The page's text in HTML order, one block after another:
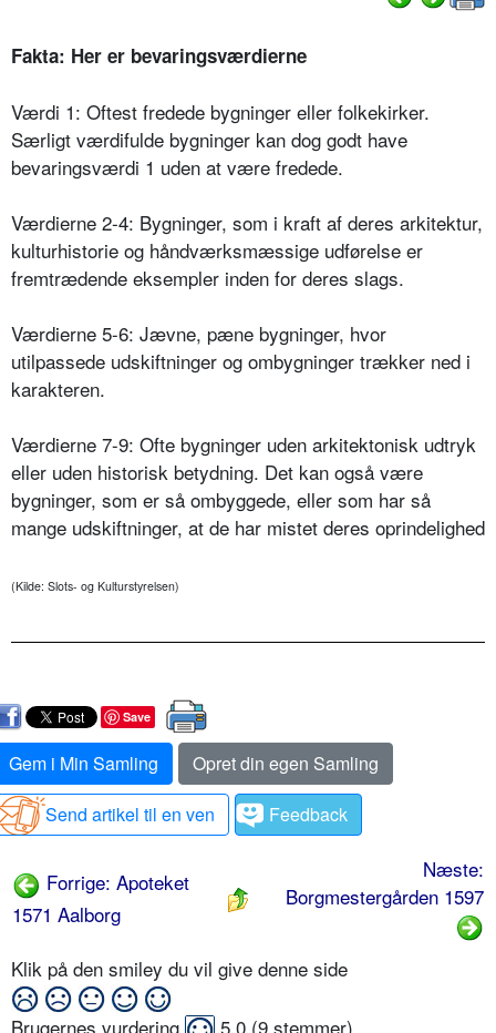
Fakta: Her er bevaringsværdierne
Værdi 1: Oftest fredede bygninger eller folkekirker.
Særligt værdifulde bygninger kan dog godt have
bevaringsværdi 1 uden at være fredede.
Værdierne 2-4: Bygninger, som i kraft af deres arkitektur,
kulturhistorie og håndværksmæssige udførelse er
fremtrædende eksempler inden for deres slags.
Værdierne 5-6: Jævne, pæne bygninger, hvor
utilpassede udskiftninger og ombygninger trækker ned i
karakteren.
Værdierne 7-9: Ofte bygninger uden arkitektonisk udtryk
eller uden historisk betydning. Det kan også være
bygninger, som er så ombyggede, eller som har så
mange udskiftninger, at de har mistet deres oprindelighed
(Kilde: Slots- og Kulturstyrelsen)
Save
Gem i Min Samling
Opret din egen Samling
Send artikel til en ven
Feedback
Forrige: Apoteket
1571 Aalborg
Næste:
Borgmestergården 1597
Klik på den smiley du vil give denne side
Brugernes vurdering 5,0 (9 stemmer)